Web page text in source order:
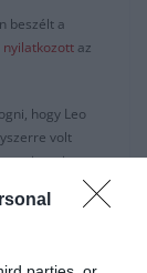
beszélt a
az
hogy Leo
volt
mint mi.
könnyű a